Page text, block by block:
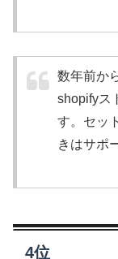
数年前か
shopifyス
す。セッ
きはサポ
4位